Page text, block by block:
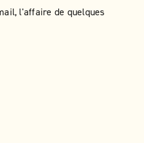
l'affaire de quelques